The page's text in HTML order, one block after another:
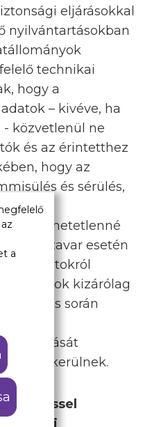
eljárásokkal
nyilvántartásokban
technikai
hogy a
– kivéve, ha
közvetlenül ne
és az érintetthez
hogy az
és sérülés,
üzemzavar esetén
az adatokról
Az adatok kizárólag
és során
kerülnek.
a